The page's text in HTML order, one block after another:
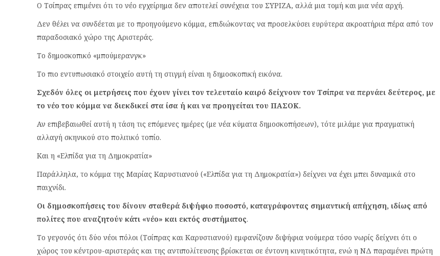
Ο Τσίπρας επιμένει ότι το νέο εγχείρημα δεν αποτελεί συνέχεια του ΣΥΡΙΖΑ, αλλά μια τομή και μια νέα αρχή.
Δεν θέλει να συνδέεται με το προηγούμενο κόμμα, επιδιώκοντας να προσελκύσει ευρύτερα ακροατήρια πέρα από τον
παραδοσιακό χώρο της Αριστεράς.
Το δημοσκοπικό «μπούμερανγκ»
Το πιο εντυπωσιακό στοιχείο αυτή τη στιγμή είναι η δημοσκοπική εικόνα.
Σχεδόν όλες οι μετρήσεις που έχουν γίνει τον τελευταίο καιρό δείχνουν τον Τσίπρα να περνάει δεύτερος, με
το νέο του κόμμα να διεκδικεί στα ίσα ή και να προηγείται του ΠΑΣΟΚ.
Αν επιβεβαιωθεί αυτή η τάση τις επόμενες ημέρες (με νέα κύματα δημοσκοπήσεων), τότε μιλάμε για πραγματική
αλλαγή σκηνικού στο πολιτικό τοπίο.
Και η «Ελπίδα για τη Δημοκρατία»
Παράλληλα, το κόμμα της Μαρίας Καρυστιανού («Ελπίδα για τη Δημοκρατία») δείχνει να έχει μπει δυναμικά στο
παιχνίδι.
Οι δημοσκοπήσεις του δίνουν σταθερά διψήφιο ποσοστό, καταγράφοντας σημαντική απήχηση, ιδίως από
πολίτες που αναζητούν κάτι «νέο» και εκτός συστήματος.
Το γεγονός ότι δύο νέοι πόλοι (Τσίπρας και Καρυστιανού) εμφανίζουν διψήφια νούμερα τόσο νωρίς δείχνει ότι ο
χώρος του κέντρου-αριστεράς και της αντιπολίτευσης βρίσκεται σε έντονη κινητικότητα, ενώ η ΝΔ παραμένει πρώτη